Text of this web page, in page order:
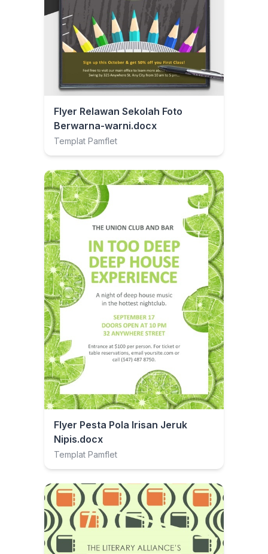
Flyer Relawan Sekolah Foto
Berwarna-warni.docx
Templat Pamflet
Flyer Pesta Pola Irisan Jeruk
Nipis.docx
Templat Pamflet